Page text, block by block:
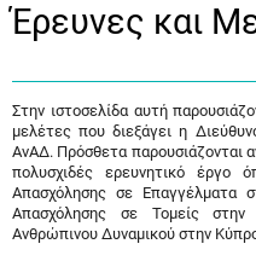
Έρευνες και
Στην ιστοσελίδα αυτή
μελέτες που διεξάγει η
ΑνΑΔ. Πρόσθετα παρουσιάζονται
πολυσχιδές ερευνητικό έργο
Απασχόλησης σε Επαγγέλματα
Απασχόλησης σε Τομείς στην
Ανθρώπινου Δυναμικού στην